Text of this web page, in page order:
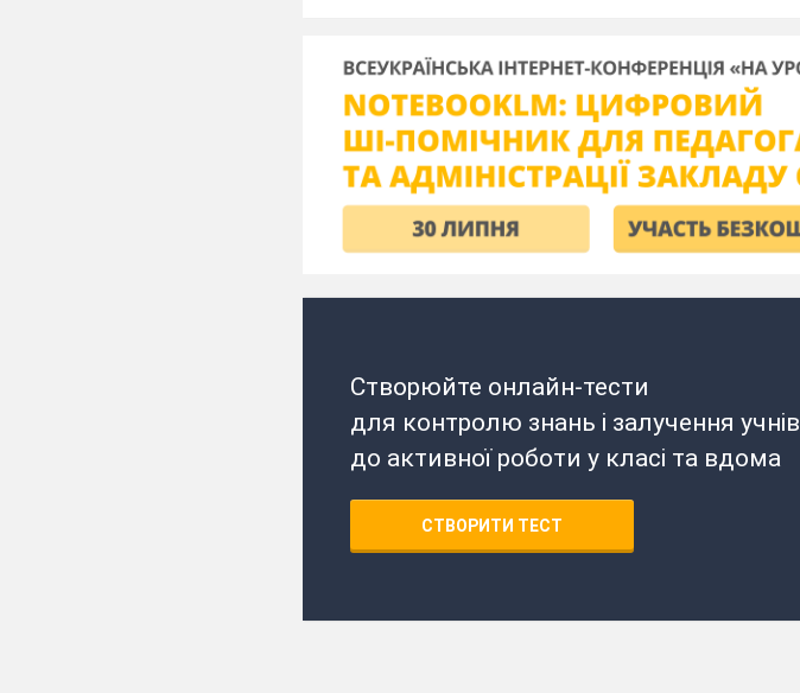
Створюйте онлайн-тести
для контролю знань і залучення учнів
до активної роботи у класі та вдома
СТВОРИТИ ТЕСТ